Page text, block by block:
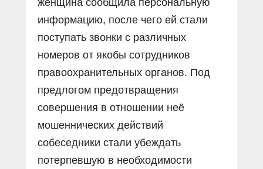
информацию, после чего ей стали
поступать звонки с различных
номеров от якобы сотрудников
правоохранительных органов. Под
предлогом предотвращения
совершения в отношении неё
мошеннических действий
собеседники стали убеждать
потерпевшую в необходимости